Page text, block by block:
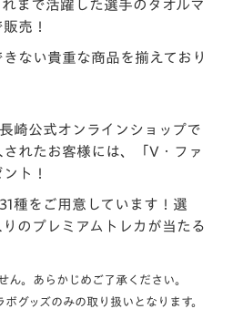
まで活躍した選手のタオルマ
売！
ない貴重な商品を揃えており
崎公式オンラインショップで
れたお客様には、「V・ファ
ト！
種をご用意しています！選
のプレミアムトレカが当たる
。あらかじめご了承ください。
グッズのみの取り扱いとなります。